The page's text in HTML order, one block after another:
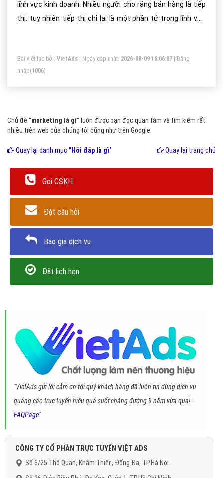
lĩnh vực kinh doanh. Nhiều người cho rằng bán hàng là tiếp
thị, tuy nhiên tiếp thị chỉ lại là một phần tử trong lĩnh vực
Bài viết tạo bởi: VietAds | Ngày cập nhật: 2026-08-09 16:06:07
Đăng
nhập(1006)
Chủ đề "marketing là gì" luôn được bạn đọc quan tâm và tìm kiếm rất
nhiều trên web của chúng tôi cũng như trên Google.
Quay lại danh mục "Hỏi đáp là gì" Quay lại trang chủ
Gọi CSKH
Đặt câu hỏi
Báo giá dịch vụ
Đặt lịch hẹn
"VietAds gửi lời cảm ơn tới quý khách hàng đã luôn tin dùng dịch vụ
quảng cáo trực tuyến hiệu quả suốt chặng đường 9 năm vừa qua! -
FAQPage"
CÔNG TY CỔ PHẦN TRỰC TUYẾN VIỆT ADS
Số 6/25 Thổ Quan, Khâm Thiên, Đống Đa, TP.Hà Nội